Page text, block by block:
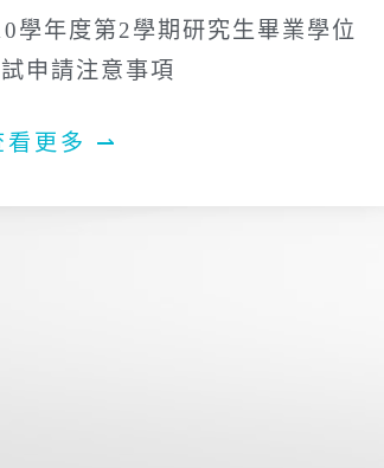
學年度第2學期研究生畢業學位
試申請注意事項
看更多 ⇀